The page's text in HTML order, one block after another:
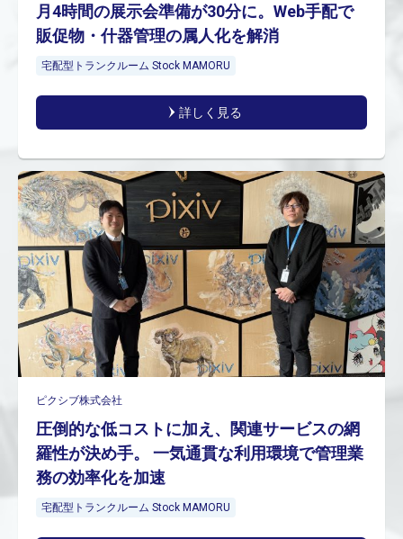
月4時間の展示会準備が30分に。Web手配で
販促物・什器管理の属人化を解消
宅配型トランクルーム Stock MAMORU
詳しく見る
ピクシブ株式会社
圧倒的な低コストに加え、関連サービスの網
羅性が決め手。 一気通貫な利用環境で管理業
務の効率化を加速
宅配型トランクルーム Stock MAMORU